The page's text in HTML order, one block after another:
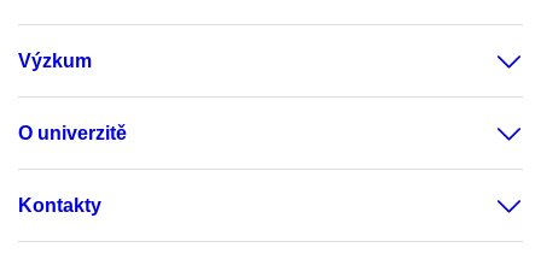
Výzkum
O univerzitě
Kontakty